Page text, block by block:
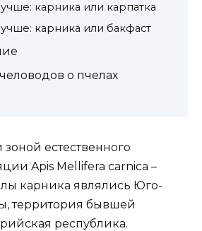
карника или карпатка
карника или бакфаст
о пчелах
естественного
Apis Mellifera carnica –
карника являлись Юго-
территория бывшей
республика.